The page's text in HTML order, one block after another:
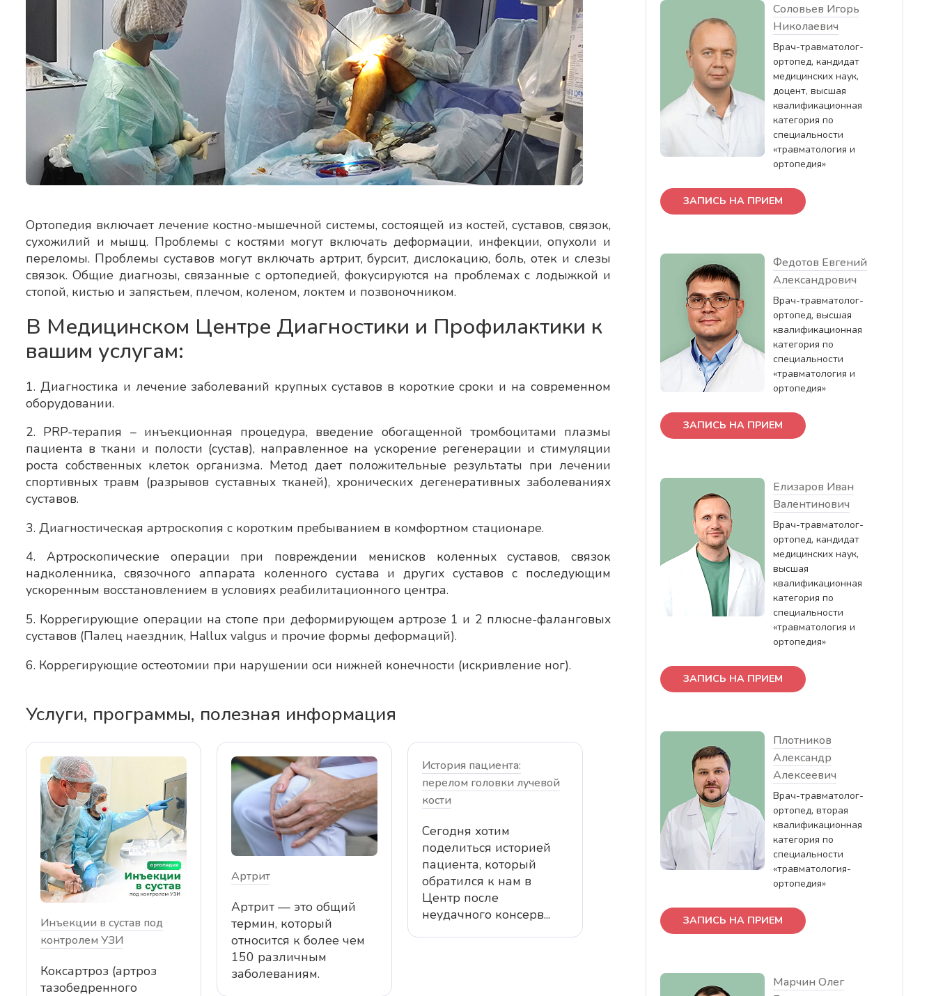
Ортопедия включает лечение костно-мышечной системы, состоящей из костей, суставов, связок,
сухожилий и мышц. Проблемы с костями могут включать деформации, инфекции, опухоли и
переломы. Проблемы суставов могут включать артрит, бурсит, дислокацию, боль, отек и слезы
связок. Общие диагнозы, связанные с ортопедией, фокусируются на проблемах с лодыжкой и
стопой, кистью и запястьем, плечом, коленом, локтем и позвоночником.
В Медицинском Центре Диагностики и Профилактики к
вашим услугам:
1. Диагностика и лечение заболеваний крупных суставов в короткие сроки и на современном
оборудовании.
2. PRP-терапия – инъекционная процедура, введение обогащенной тромбоцитами плазмы
пациента в ткани и полости (сустав), направленное на ускорение регенерации и стимуляции
роста собственных клеток организма. Метод дает положительные результаты при лечении
спортивных травм (разрывов суставных тканей), хронических дегенеративных заболеваниях
суставов.
3. Диагностическая артроскопия с коротким пребыванием в комфортном стационаре.
4. Артроскопические операции при повреждении менисков коленных суставов, связок
надколенника, связочного аппарата коленного сустава и других суставов с последующим
ускоренным восстановлением в условиях реабилитационного центра.
5. Коррегирующие операции на стопе при деформирующем артрозе 1 и 2 плюсне-фаланговых
суставов (Палец наездник, Hallux valgus и прочие формы деформаций).
6. Коррегирующие остеотомии при нарушении оси нижней конечности (искривление ног).
Услуги, программы, полезная информация
Инъекции в сустав под
контролем УЗИ
Коксартроз (артроз
тазобедренного
Артрит
Артрит — это общий
термин, который
относится к более чем
150 различным
заболеваниям.
История пациента:
перелом головки лучевой
кости
Сегодня хотим
поделиться историей
пациента, который
обратился к нам в
Центр после
неудачного консерв...
Соловьев Игорь
Николаевич
Врач-травматолог-
ортопед, кандидат
медицинских наук,
доцент, высшая
квалификационная
категория по
специальности
«травматология и
ортопедия»
ЗАПИСЬ НА ПРИЕМ
Федотов Евгений
Александрович
Врач-травматолог-
ортопед, высшая
квалификационная
категория по
специальности
«травматология и
ортопедия»
ЗАПИСЬ НА ПРИЕМ
Елизаров Иван
Валентинович
Врач-травматолог-
ортопед, кандидат
медицинских наук,
высшая
квалификационная
категория по
специальности
«травматология и
ортопедия»
ЗАПИСЬ НА ПРИЕМ
Плотников
Александр
Алексеевич
Врач-травматолог-
ортопед, вторая
квалификационная
категория по
специальности
«травматология-
ортопедия»
ЗАПИСЬ НА ПРИЕМ
Марчин Олег